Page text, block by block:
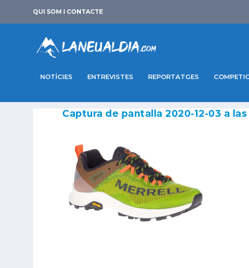
QUI SOM I CONTACTE
NOTÍCIES ENTREVISTES REPORTATGES
Captura de pantalla 2020-12-03 a las